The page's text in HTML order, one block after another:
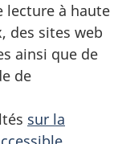
lecture à haute
des sites web
ainsi que de
de
sur la